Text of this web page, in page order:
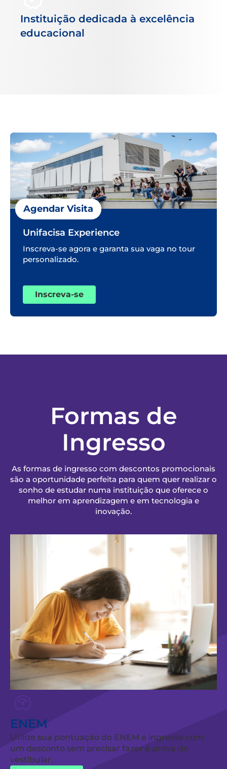
Instituição dedicada à excelência
educacional
Agendar Visita
Unifacisa Experience
Inscreva-se agora e garanta sua vaga no tour
personalizado.
Inscreva-se
Formas de
Ingresso
As formas de ingresso com descontos promocionais
são a oportunidade perfeita para quem quer realizar o
sonho de estudar numa instituição que oferece o
melhor em aprendizagem e em tecnologia e
inovação.
ENEM
Utilize sua pontuação do ENEM e ingresse com
um desconto sem precisar fazer a prova do
vestibular.